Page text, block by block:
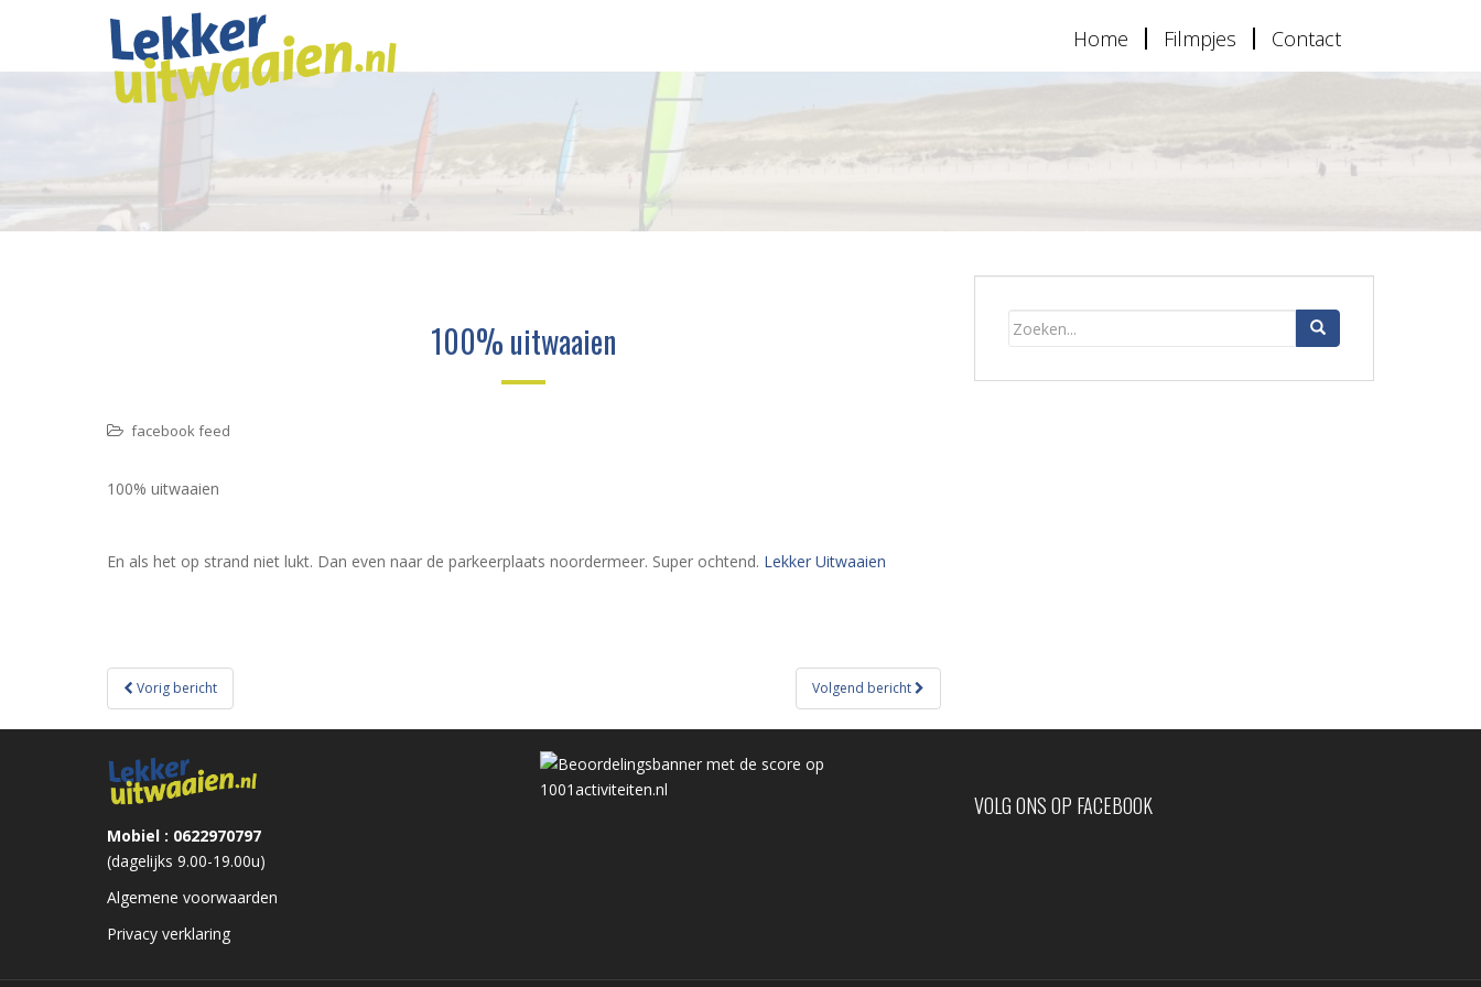
Home Filmpjes Contact
100% uitwaaien
facebook feed
100% uitwaaien
En als het op strand niet lukt. Dan even naar de parkeerplaats noordermeer. Super ochtend. Lekker Uitwaaien
Bericht
navigatie
Vorig bericht Volgend bericht
Mobiel : 0622970797
(dagelijks 9.00-19.00u)
Algemene voorwaarden
Privacy verklaring
VOLG ONS OP FACEBOOK